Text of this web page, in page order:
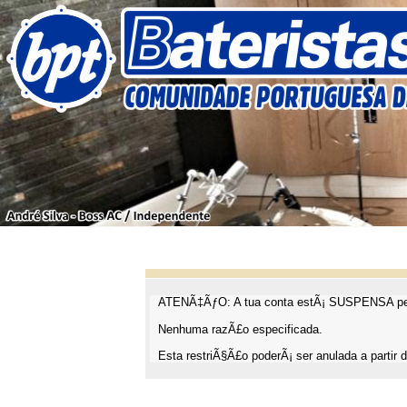
ATENÃ‡ÃƒO: A tua conta estÃ¡ SUSPENSA
Nenhuma razÃ£o especificada.
Esta restriÃ§Ã£o poderÃ¡ ser anulada a partir